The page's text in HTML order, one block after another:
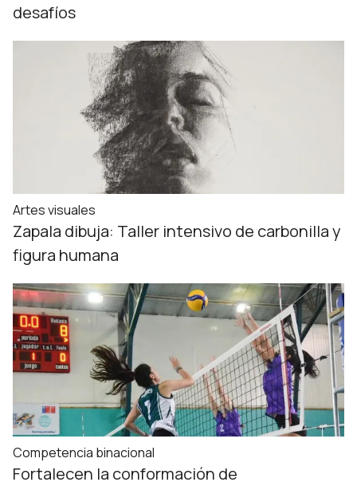
desafíos
Artes visuales
Zapala dibuja: Taller intensivo de carbonilla y
figura humana
Competencia binacional
Fortalecen la conformación de